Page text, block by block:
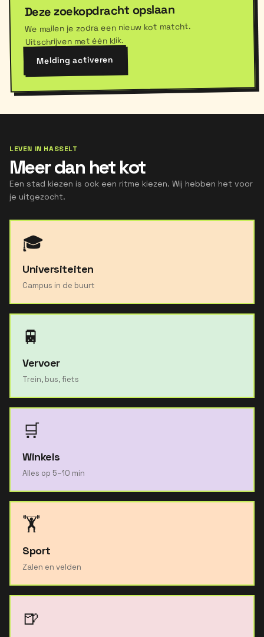
Deze zoekopdracht opslaan
We mailen je zodra een nieuw kot matcht.
Uitschrijven met één klik.
Melding activeren
LEVEN IN HASSELT
Meer dan het kot
Een stad kiezen is ook een ritme kiezen. Wij hebben het voor
je uitgezocht.
🎓
Universiteiten
Campus in de buurt
🚆
Vervoer
Trein, bus, fiets
🛒
Winkels
Alles op 5–10 min
🏋️
Sport
Zalen en velden
🍺